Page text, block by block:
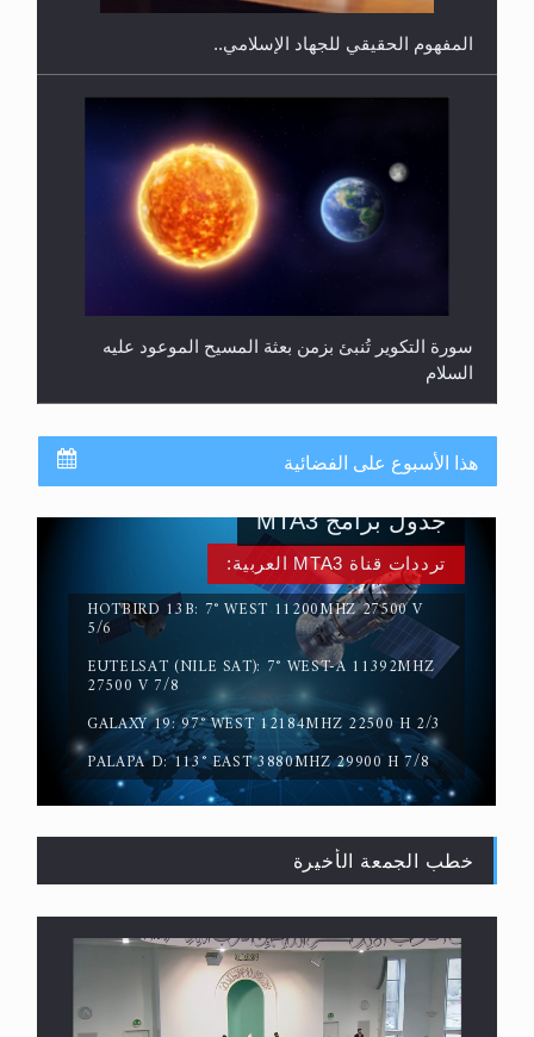
المفهوم الحقيقي للجهاد الإسلامي..
سورة التكوير تُنبئ بزمن بعثة المسيح الموعود عليه
السلام
حقيقة المسيح الدجال
القرآن قاضٍ وحكمٌ على السنة ومهيمنٌ عليها.. ليس
العكس
هذا الأسبوع على الفضائية
ترددات قناة MTA3 العربية:
HOTBIRD 13B: 7° WEST 11200MHZ 27500 V
5/6
EUTELSAT (NILE SAT): 7° WEST-A 11392MHZ
27500 V 7/8
GALAXY 19: 97° WEST 12184MHZ 22500 H 2/3
PALAPA D: 113° EAST 3880MHZ 29900 H 7/8
جدول برامج MTA3
خطب الجمعة الأخيرة